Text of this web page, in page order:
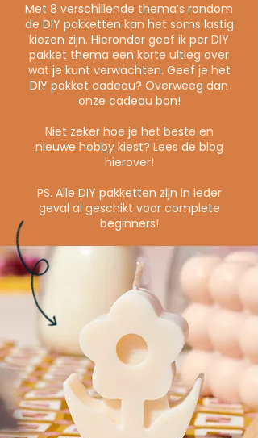
Met 8 verschillende thema’s rondom
de DIY pakketten kan het soms lastig
kiezen zijn. Hieronder geef ik per DIY
pakket thema een korte uitleg over
wat je kunt verwachten. Geef je het
DIY pakket cadeau? Overweeg dan
onze cadeau bon!
Niet zeker hoe je het beste en
nieuwe hobbykiest? Lees de blog
hierover!
PS. Alle DIY pakketten zijn in ieder
geval al geschikt voor complete
beginners!